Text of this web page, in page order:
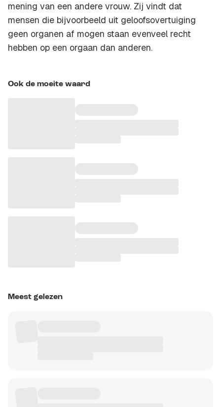
mening van een andere vrouw. Zij vindt dat
mensen die bijvoorbeeld uit geloofsovertuiging
geen organen af mogen staan evenveel recht
hebben op een orgaan dan anderen.
Ook de moeite waard
Meest gelezen